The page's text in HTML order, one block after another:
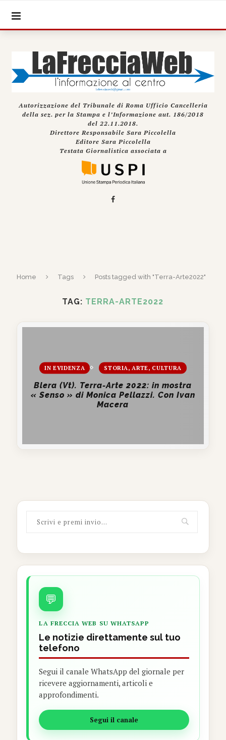
Autorizzazione del Tribunale di Roma Ufficio Cancelleria
della sez. per la Stampa e l’Informazione aut. 186/2018
del 22.11.2018.
Direttore Responsabile Sara Piccolella
Editore Sara Piccolella
Testata Giornalistica associata a
Home Tags Posts tagged with "Terra-Arte2022"
TAG: TERRA-ARTE2022
IN EVIDENZA STORIA, ARTE, CULTURA
Blera (Vt). Terra-Arte 2022: in mostra
« Senso » di Monica Pellazzi. Con Ivan
Macera
💬
LA FRECCIA WEB SU WHATSAPP
Le notizie direttamente sul tuo
telefono
Segui il canale WhatsApp del giornale per
ricevere aggiornamenti, articoli e
approfondimenti.
Segui il canale